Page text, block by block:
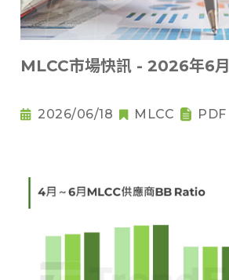
MLCC市場快訊 - 2026年6
2026/06/18 MLCC PDF